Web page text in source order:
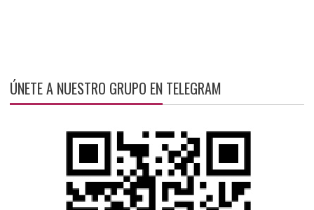
ÚNETE A NUESTRO GRUPO EN TELEGRAM